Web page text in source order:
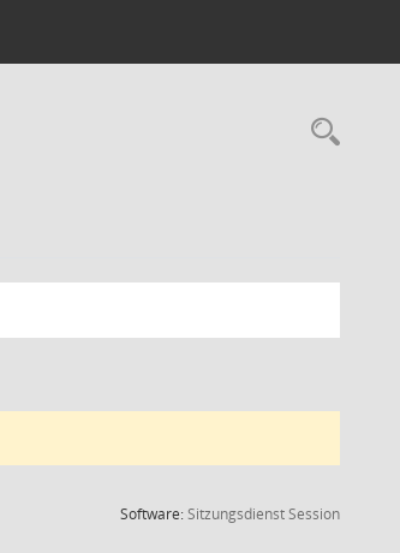
Software:SitzungsdienstSession(Wird in